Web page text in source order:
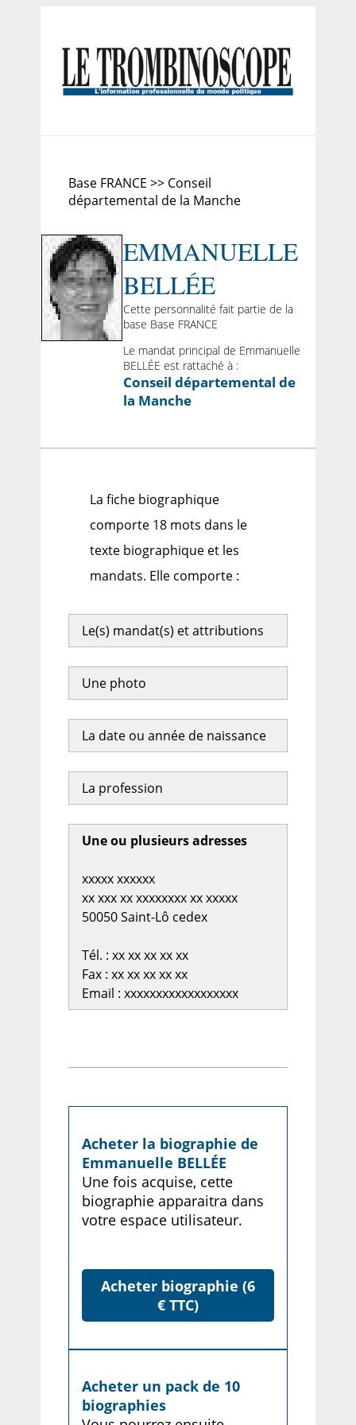
Base FRANCE >> Conseil
départemental de la Manche
EMMANUELLE
BELLÉE
Cette personnalité fait partie de la
base Base FRANCE
Le mandat principal de Emmanuelle
BELLÉE est rattaché à :
Conseil départemental de
la Manche
La fiche biographique
comporte 18 mots dans le
texte biographique et les
mandats. Elle comporte :
Le(s) mandat(s) et attributions
Une photo
La date ou année de naissance
La profession
Une ou plusieurs adresses
xxxxx xxxxxx
xx xxx xx xxxxxxxx xx xxxxx
50050 Saint-Lô cedex
Tél. : xx xx xx xx xx
Fax : xx xx xx xx xx
Email : xxxxxxxxxxxxxxxxxx
Acheter la biographie de
Emmanuelle BELLÉE
Une fois acquise, cette
biographie apparaitra dans
votre espace utilisateur.
Acheter biographie (6
€ TTC)
Acheter un pack de 10
biographies